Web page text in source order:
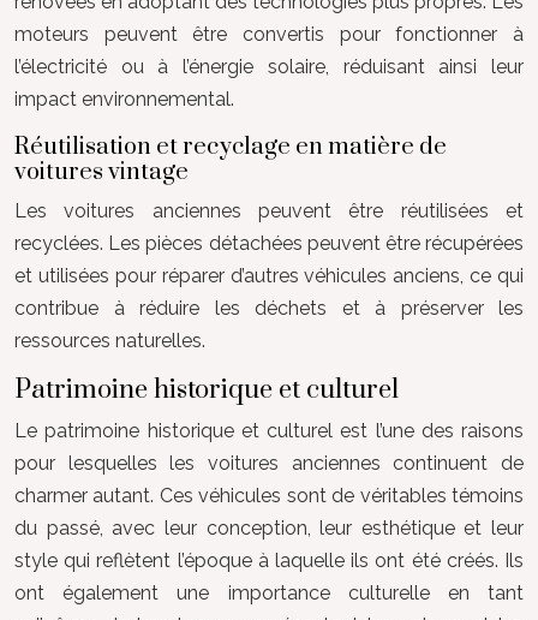
moteurs peuvent être convertis pour fonctionner à
l’électricité ou à l’énergie solaire, réduisant ainsi leur
impact environnemental.
Réutilisation et recyclage en matière de
voitures vintage
Les voitures anciennes peuvent être réutilisées et
recyclées. Les pièces détachées peuvent être récupérées
et utilisées pour réparer d’autres véhicules anciens, ce qui
contribue à réduire les déchets et à préserver les
ressources naturelles.
Patrimoine historique et culturel
Le patrimoine historique et culturel est l’une des raisons
pour lesquelles les voitures anciennes continuent de
charmer autant. Ces véhicules sont de véritables témoins
du passé, avec leur conception, leur esthétique et leur
style qui reflètent l’époque à laquelle ils ont été créés. Ils
ont également une importance culturelle en tant